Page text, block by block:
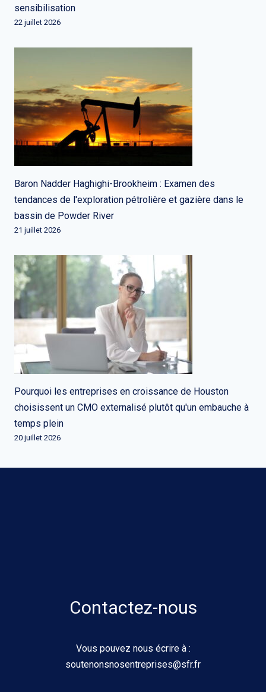
sensibilisation
22 juillet 2026
Baron Nadder Haghighi-Brookheim : Examen des
tendances de l'exploration pétrolière et gazière dans le
bassin de Powder River
21 juillet 2026
Pourquoi les entreprises en croissance de Houston
choisissent un CMO externalisé plutôt qu'un embauche à
temps plein
20 juillet 2026
Contactez-nous
Vous pouvez nous écrire à :
soutenonsnosentreprises@sfr.fr